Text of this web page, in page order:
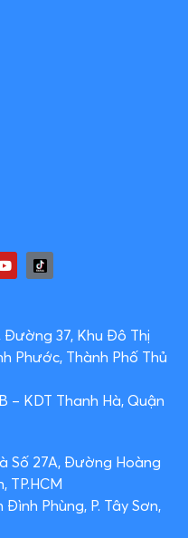
Đường 37, Khu Đô Thị
Phước, Thành Phố Thủ
– KDT Thanh Hà, Quận
Số 27A, Đường Hoàng
TP.HCM
Đình Phùng, P. Tây Sơn,